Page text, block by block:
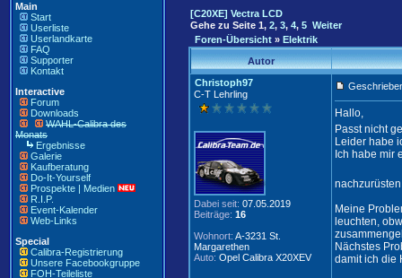
Main
Start
Userliste
Userlandkarte
FAQ
Supporter
Kontakt
Interactive
Forum
Downloads
WAHL-Calibra des
Monats
Ergebnisse
Galerie
Kaufberatung
Do-It-Yourself
Prospekte | Medien
R.I.P.
Event-Kalender
Web-Links
Special
Calibra-Registrierung
Unsere Facebookgruppe
FOH-Teileliste
[C20XE] Vectra LCD
Gehe zu Seite 1, 2, 3, 4, 5 Weiter
Foren-Übersicht » Elektrik
Autor
Christoph97
C-T Lehrling
Dabei seit: 07.05.2019
Beiträge: 16
Wohnort: A-3231 St.
Margarethen
Auto: Opel Calibra X20XEV
Hallo,
Passt nicht
Leider habe
Ich habe mir
Meine
leuchten,
Nächstes
damit ich die